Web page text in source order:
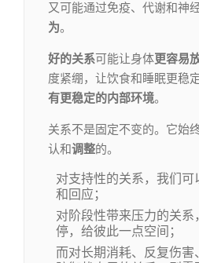
又可能通过免疫、代谢和神
为。
好的关系可能让身体更容易
度紧绷，让饮食和睡眠更稳
有更稳定的内部环境。
关系不是固定不变的。它始
认和调整的。
对支持性的关系，我们
和回应；
对阶段性带来压力的关
停，给彼此一点空间；
而对长期消耗、反复伤害